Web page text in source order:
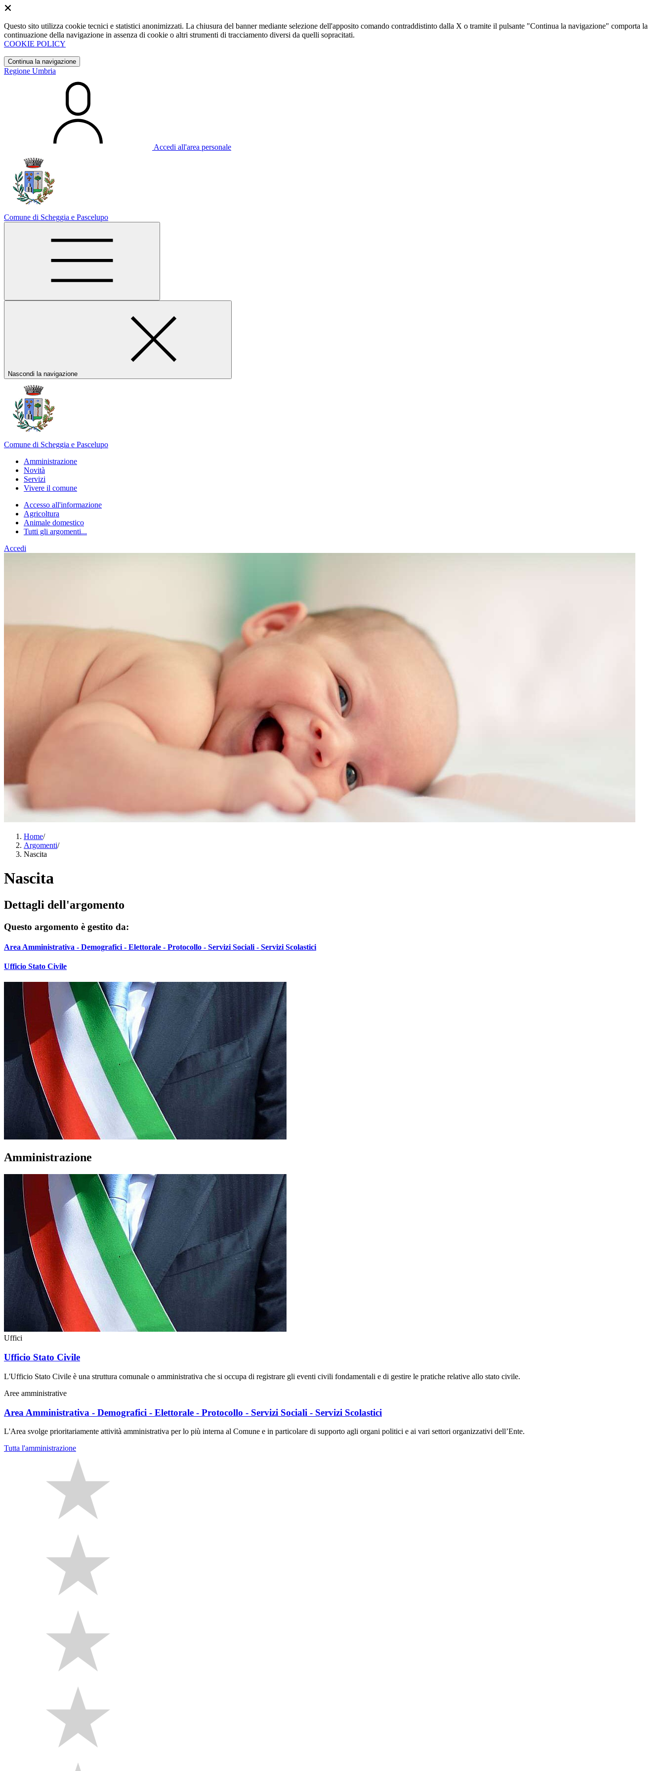
Questo sito utilizza cookie tecnici e statistici anonimizzati. La chiusura del banner mediante selezione dell'apposito comando contraddistinto dalla X o tramite il pulsante "Continua la navigazione" comporta la
continuazione della navigazione in assenza di cookie o altri strumenti di tracciamento diversi da quelli sopracitati.
COOKIE POLICY
Continua la navigazione
Regione Umbria
Accedi all'area personale
Comune di Scheggia e Pascelupo
Nascondi la navigazione
Comune di Scheggia e Pascelupo
Amministrazione
Novità
Servizi
Vivere il comune
Accesso all'informazione
Agricoltura
Animale domestico
Tutti gli argomenti...
Accedi
Home/
Argomenti/
Nascita
Nascita
Dettagli dell'argomento
Questo argomento è gestito da:
Area Amministrativa - Demografici - Elettorale - Protocollo - Servizi Sociali - Servizi Scolastici
Ufficio Stato Civile
Amministrazione
Uffici
Ufficio Stato Civile
L'Ufficio Stato Civile è una struttura comunale o amministrativa che si occupa di registrare gli eventi civili fondamentali e di gestire le pratiche relative allo stato civile.
Aree amministrative
Area Amministrativa - Demografici - Elettorale - Protocollo - Servizi Sociali - Servizi Scolastici
L'Area svolge prioritariamente attività amministrativa per lo più interna al Comune e in particolare di supporto agli organi politici e ai vari settori organizzativi dell’Ente.
Tutta l'amministrazione